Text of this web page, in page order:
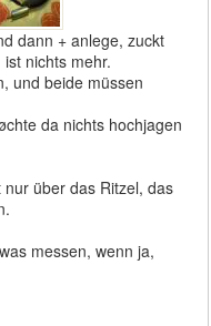
dann + anlege, zuckt
nichts mehr.
und beide müssen
da nichts hochjagen
über das Ritzel, das
messen, wenn ja,